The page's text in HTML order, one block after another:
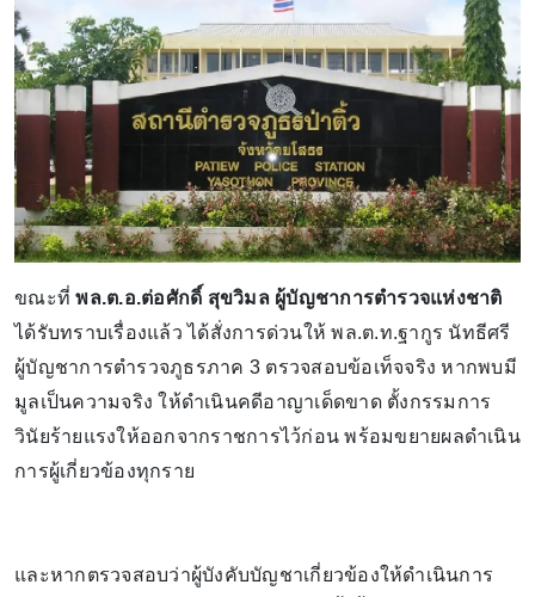
ขณะที่พล.ต.อ.ต่อศักดิ์ สุขวิมล ผู้บัญชาการตำรวจแห่งชาติ
ได้รับทราบเรื่องแล้ว ได้สั่งการด่วนให้ พล.ต.ท.ฐากูร นัทธีศรี
ผู้บัญชาการตำรวจภูธรภาค 3 ตรวจสอบข้อเท็จจริง หากพบมี
มูลเป็นความจริง ให้ดำเนินคดีอาญาเด็ดขาด ตั้งกรรมการ
วินัยร้ายแรงให้ออกจากราชการไว้ก่อน พร้อมขยายผลดำเนิน
การผู้เกี่ยวข้องทุกราย
และหากตรวจสอบว่าผู้บังคับบัญชาเกี่ยวข้องให้ดำเนินการ